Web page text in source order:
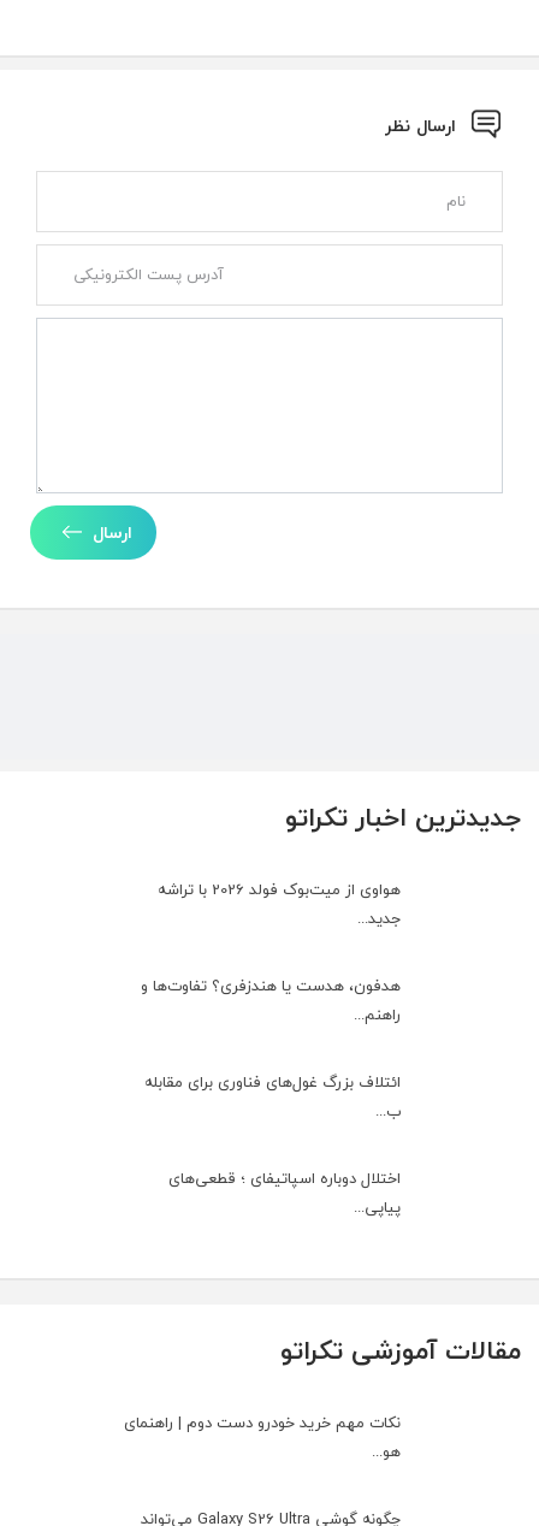
جدیدترین اخبار تکراتو
هواوی از میت‌بوک فولد 2026 با تراشه
جدید...
هدفون، هدست یا هندزفری؟ تفاوت‌ها و
راهنم...
ائتلاف بزرگ غول‌های فناوری برای مقابله
ب...
اختلال دوباره اسپاتیفای ؛ قطعی‌های
پیاپی...
ارسال نظر
ارسال
مقالات آموزشی تکراتو
نکات مهم خرید خودرو دست دوم | راهنمای
هو...
چگونه گوشی Galaxy S26 Ultra می‌تواند